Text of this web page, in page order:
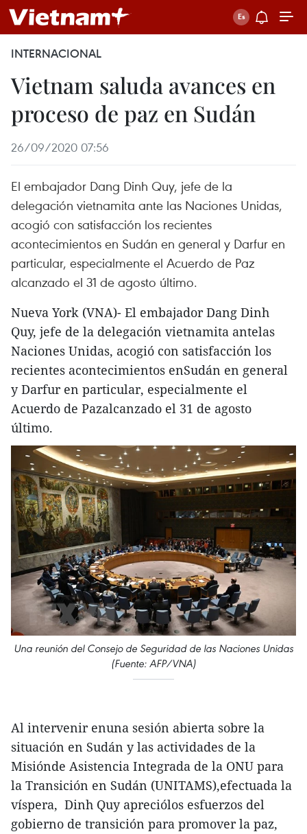
INTERNACIONAL
Vietnam saluda avances en
proceso de paz en Sudán
26/09/2020 07:56
El embajador Dang Dinh Quy, jefe de la
delegación vietnamita ante las Naciones Unidas,
acogió con satisfacción los recientes
acontecimientos en Sudán en general y Darfur en
particular, especialmente el Acuerdo de Paz
alcanzado el 31 de agosto último.
Nueva York (VNA)- El embajador Dang Dinh
Quy, jefe de la delegación vietnamita antelas
Naciones Unidas, acogió con satisfacción los
recientes acontecimientos enSudán en general
y Darfur en particular, especialmente el
Acuerdo de Pazalcanzado el 31 de agosto
último.
Una reunión del Consejo de Seguridad de las Naciones Unidas
(Fuente: AFP/VNA)
Al intervenir enuna sesión abierta sobre la
situación en Sudán y las actividades de la
Misiónde Asistencia Integrada de la ONU para
la Transición en Sudán (UNITAMS),efectuada la
víspera, Dinh Quy apreciólos esfuerzos del
gobierno de transición para promover la paz,